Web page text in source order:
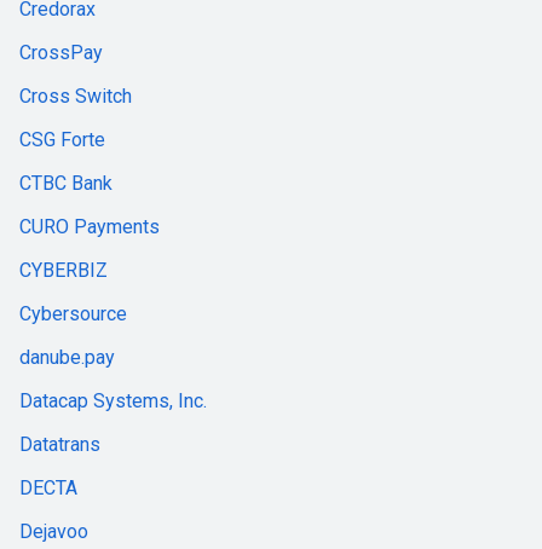
Credorax
CrossPay
Cross Switch
CSG Forte
CTBC Bank
CURO Payments
CYBERBIZ
Cybersource
danube.pay
Datacap Systems, Inc.
Datatrans
DECTA
Dejavoo